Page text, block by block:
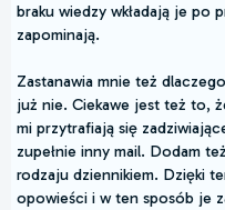
braku wiedzy wkładają je po
zapominają.
Zastanawia mnie też
już nie. Ciekawe jest też to,
mi przytrafiają się
zupełnie inny mail. Dodam
rodzaju dziennikiem. Dzięki
opowieści i w ten sposób je